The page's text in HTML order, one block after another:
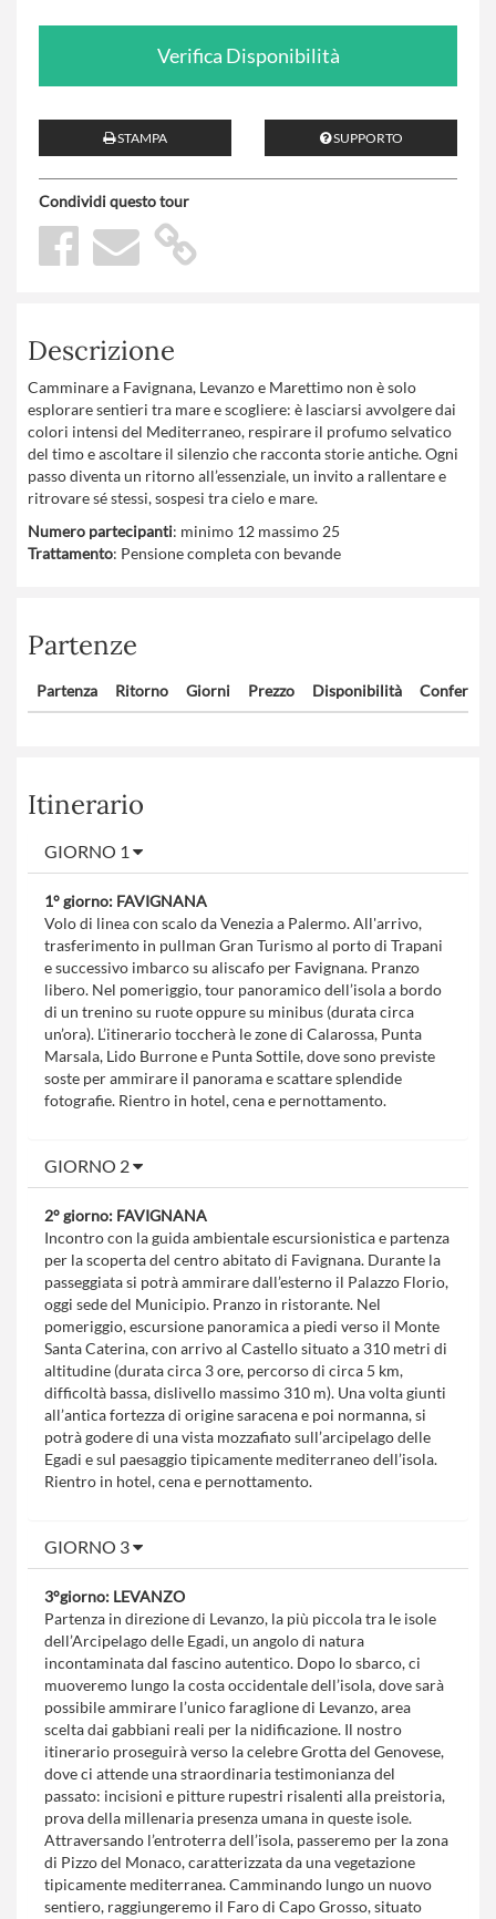
Verifica Disponibilità
STAMPA SUPPORTO
Condividi questo tour
Descrizione
Camminare a Favignana, Levanzo e Marettimo non è solo
esplorare sentieri tra mare e scogliere: è lasciarsi avvolgere dai
colori intensi del Mediterraneo, respirare il profumo selvatico
del timo e ascoltare il silenzio che racconta storie antiche. Ogni
passo diventa un ritorno all’essenziale, un invito a rallentare e
ritrovare sé stessi, sospesi tra cielo e mare.
Numero partecipanti: minimo 12 massimo 25
Trattamento: Pensione completa con bevande
Partenze
Partenza Ritorno Giorni Prezzo Disponibilità
Itinerario
GIORNO 1
1° giorno: FAVIGNANA
Volo di linea con scalo da Venezia a Palermo. All'arrivo,
trasferimento in pullman Gran Turismo al porto di Trapani
e successivo imbarco su aliscafo per Favignana. Pranzo
libero. Nel pomeriggio, tour panoramico dell’isola a bordo
di un trenino su ruote oppure su minibus (durata circa
un’ora). L’itinerario toccherà le zone di Calarossa, Punta
Marsala, Lido Burrone e Punta Sottile, dove sono previste
soste per ammirare il panorama e scattare splendide
fotografie. Rientro in hotel, cena e pernottamento.
GIORNO 2
2° giorno: FAVIGNANA
Incontro con la guida ambientale escursionistica e partenza
per la scoperta del centro abitato di Favignana. Durante la
passeggiata si potrà ammirare dall’esterno il Palazzo Florio,
oggi sede del Municipio. Pranzo in ristorante. Nel
pomeriggio, escursione panoramica a piedi verso il Monte
Santa Caterina, con arrivo al Castello situato a 310 metri di
altitudine (durata circa 3 ore, percorso di circa 5 km,
difficoltà bassa, dislivello massimo 310 m). Una volta giunti
all’antica fortezza di origine saracena e poi normanna, si
potrà godere di una vista mozzafiato sull’arcipelago delle
Egadi e sul paesaggio tipicamente mediterraneo dell’isola.
Rientro in hotel, cena e pernottamento.
GIORNO 3
3°giorno: LEVANZO
Partenza in direzione di Levanzo, la più piccola tra le isole
dell’Arcipelago delle Egadi, un angolo di natura
incontaminata dal fascino autentico. Dopo lo sbarco, ci
muoveremo lungo la costa occidentale dell’isola, dove sarà
possibile ammirare l’unico faraglione di Levanzo, area
scelta dai gabbiani reali per la nidificazione. Il nostro
itinerario proseguirà verso la celebre Grotta del Genovese,
dove ci attende una straordinaria testimonianza del
passato: incisioni e pitture rupestri risalenti alla preistoria,
prova della millenaria presenza umana in queste isole.
Attraversando l’entroterra dell’isola, passeremo per la zona
di Pizzo del Monaco, caratterizzata da una vegetazione
tipicamente mediterranea. Camminando lungo un nuovo
sentiero, raggiungeremo il Faro di Capo Grosso, situato